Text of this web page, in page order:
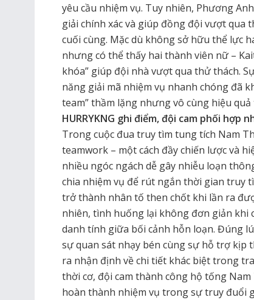
yêu cầu nhiệm vụ. Tuy nhiên, Phương
giải chính xác và giúp đồng đội vượt
cuối cùng. Mặc dù không sở hữu thể lực
nhưng có thể thấy hai thành viên nữ –
khóa” giúp đội nhà vượt qua thử thách.
năng giải mã nhiệm vụ nhanh chóng đã
team” thầm lặng nhưng vô cùng hiệu
HURRYKNG ghi điểm, đội cam phối hợp
Trong cuộc đua truy tìm tung tích Nam
teamwork – một cách đầy chiến lược và
nhiều ngóc ngách dễ gây nhiễu loạn
chia nhiệm vụ để rút ngắn thời gian truy
trở thành nhân tố then chốt khi lần ra
nhiên, tình huống lại không đơn giản khi
danh tính giữa bối cảnh hỗn loạn. Đúng
sự quan sát nhạy bén cùng sự hỗ trợ kịp
ra nhận định về chi tiết khác biệt trong
thời cơ, đội cam thành công hộ tống
hoàn thành nhiệm vụ trong sự truy đuổi